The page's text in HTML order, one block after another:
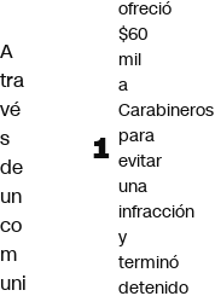
A
tra
vé
s
de
un
co
m
uni
ofreció
$60
mil
a
Carabineros
para
evitar
una
infracción
y
terminó
detenido